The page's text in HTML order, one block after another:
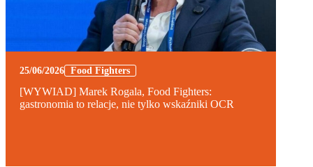
25/06/2026 Food Fighters
[WYWIAD] Marek Rogala, Food Fighters:
gastronomia to relacje, nie tylko wskaźniki OCR